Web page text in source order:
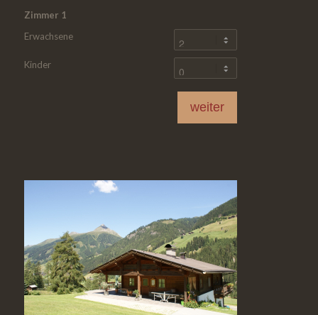
Zimmer 1
Erwachsene
Kinder
weiter